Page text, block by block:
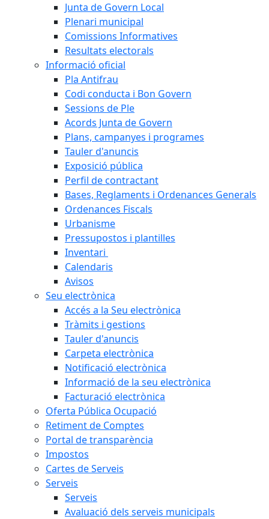
Junta de Govern Local
Plenari municipal
Comissions Informatives
Resultats electorals
Informació oficial
Pla Antifrau
Codi conducta i Bon Govern
Sessions de Ple
Acords Junta de Govern
Plans, campanyes i programes
Tauler d'anuncis
Exposició pública
Perfil de contractant
Bases, Reglaments i Ordenances Generals
Ordenances Fiscals
Urbanisme
Pressupostos i plantilles
Inventari
Calendaris
Avisos
Seu electrònica
Accés a la Seu electrònica
Tràmits i gestions
Tauler d'anuncis
Carpeta electrònica
Notificació electrònica
Informació de la seu electrònica
Facturació electrònica
Oferta Pública Ocupació
Retiment de Comptes
Portal de transparència
Impostos
Cartes de Serveis
Serveis
Serveis
Avaluació dels serveis municipals